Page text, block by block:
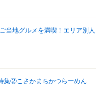
当地グルメを満喫！エリア別人
集②こさかまちかつらーめん